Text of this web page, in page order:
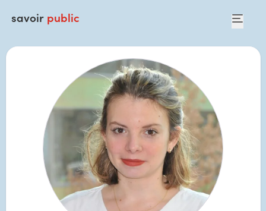
savoir public